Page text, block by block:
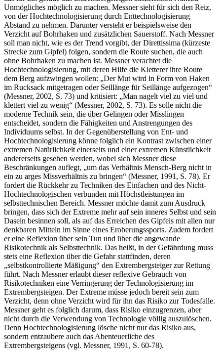
Unmögliches möglich zu machen. Messner sieht für sich den Reiz,
von der Hochtechnologisierung durch Enttechnologisierung
Abstand zu nehmen. Darunter versteht er beispielsweise den
Verzicht auf Bohrhaken und zusätzlichen Sauerstoff. Nach Messner
soll man nicht, wie es der Trend vorgibt, der Direttissima (kürzeste
Strecke zum Gipfel) folgen, sondern die Route suchen, die auch
ohne Bohrhaken zu machen ist. Messner verachtet die
Hochtechnologisierung, mit deren Hilfe die Kletterer ihre Route
dem Berg aufzwingen wollen: „Der Mut wird in Form von Haken
im Rucksack mitgetragen oder Seillänge für Seillänge aufgezogen“
(Messner, 2002, S. 73) und kritisiert: „Man nagelt viel zu viel und
klettert viel zu wenig“ (Messner, 2002, S. 73). Es solle nicht die
moderne Technik sein, die über Gelingen oder Misslingen
entscheidet, sondern die Fähigkeiten und Anstrengungen des
Individuums selbst. In der Gegenüberstellung von Ent- und
Hochtechnologisierung könne folglich ein Kontrast zwischen einer
extremen Natürlichkeit einerseits und einer extremen Künstlichkeit
andererseits gesehen werden, wobei sich Messner diese
Beschränkungen auflegt, „um das Verhältnis Mensch-Berg nicht in
ein zu arges Missverhältnis zu bringen“ (Messner, 1991, S. 78). Er
fordert die Rückkehr zu Techniken des Einfachen und des Nicht-
Hochtechnologischen verbunden mit Höchstleistungen im
selbsttechnischen Bereich. Messner möchte damit zum Ausdruck
bringen, dass sich der Extreme mehr auf sein inneres Selbst und sein
Dasein besinnen soll, als auf das Erreichen des Gipfels mit allen nur
denkbaren Mitteln im Sinne eines Eroberungssports. Zudem fordert
er eine Reflexion über sein Tun und über die angewande
Risikotechnik als Selbsttechnik. Das heißt, in der Gefährdung muss
stets eine Reflexion über die Gefahr stattfinden, deren
„selbstkontrollierte Mäßigung“ den Extrembergsteiger zur Rettung
führt. Nach Messner erlaubt dieser reflexive Gebrauch von
Risikotechniken eine Verringerung der Technologisierung im
Extrembergsteigen. Der Extreme müsse jedoch bereit sein zum
Verzicht, denn ohne Verzicht wird für ihn das Risiko zur Todesfalle.
Messner geht es folglich darum, dass Risiko einzugrenzen, aber
nicht durch die Verwendung von Technologie völlig auszulöschen.
Denn Hochtechnologisierung lösche nicht nur das Risiko aus,
sondern entzaubere auch das Abenteuerliche des
Extrembergsteigens (vgl. Messner, 1991, S. 60-78).